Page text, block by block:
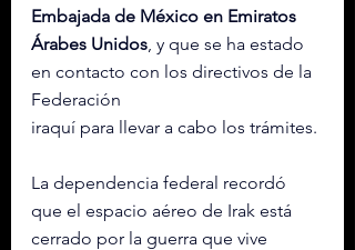
Embajada de México en Emiratos
Árabes Unidos, y que se ha estado
en contacto con los directivos de la
Federación
iraquí para llevar a cabo los trámites.
La dependencia federal recordó
que el espacio aéreo de Irak está
cerrado por la guerra que vive